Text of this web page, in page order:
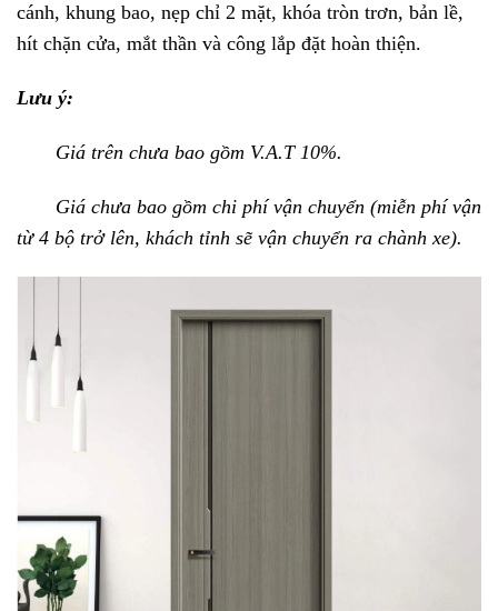
cánh, khung bao, nẹp chỉ 2 mặt, khóa tròn trơn, bản lề,
hít chặn cửa, mắt thần và công lắp đặt hoàn thiện.
Lưu ý:
Giá trên chưa bao gồm V.A.T 10%.
Giá chưa bao gồm chi phí vận chuyển (miễn phí vận
từ 4 bộ trở lên, khách tỉnh sẽ vận chuyển ra chành xe).